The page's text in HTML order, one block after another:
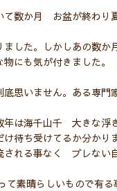
て数か月 お盆が終わり
した。しかしあの数か
にも気が付きました。
思いません。ある専
は海千山千 大きな浮
待ち受けてるか分かり
れる事なく ブレない
素晴らしいもので有る